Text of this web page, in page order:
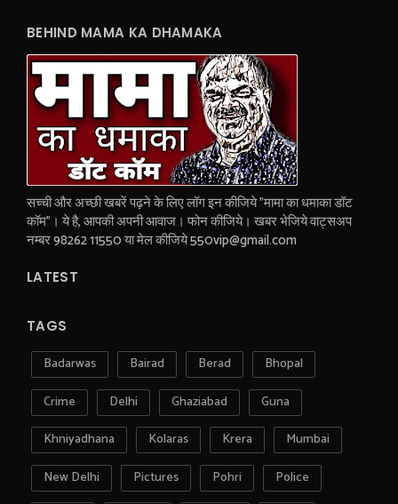
BEHIND MAMA KA DHAMAKA
सच्ची और अच्छी खबरें पढ़ने के लिए लॉग इन कीजिये "मामा का धमाका डॉट
कॉम"। ये है, आपकी अपनी आवाज। फोन कीजिये। खबर भेजिये वाट्सअप
नम्बर 98262 11550 या मेल कीजिये 550vip@gmail.com
LATEST
TAGS
Badarwas Bairad Berad
Bhopal
Crime
Delhi Ghaziabad
Guna
Khniyadhana
Kolaras Krera
Mumbai
New Delhi
Pictures Pohri
Police